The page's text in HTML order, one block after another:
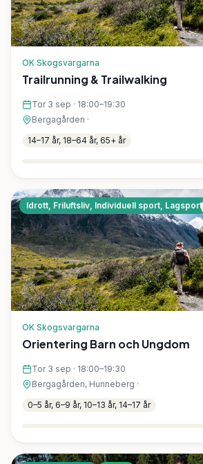
OK Skogsvargarna
Trailrunning & Trailwalking
Tor 3 sep · 18:00–19:30
Bergagården ·
14–17 år, 18–64 år, 65+ år
Idrott, Friluftsliv, Individuell sport, Lagsport
OK Skogsvargarna
Orientering Barn och Ungdom
Tor 3 sep · 18:00–19:30
Bergagården, Hunneberg ·
0–5 år, 6–9 år, 10–13 år, 14–17 år